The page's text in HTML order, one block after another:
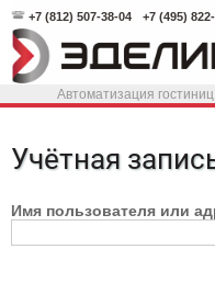
Автоматизация гостиниц.
+7 (812) 507-38-04 +7 (495)
Учётная
Главные
Имя пользователя или